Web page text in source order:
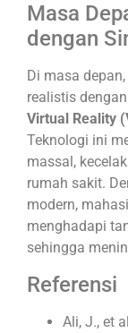
Masa
dengan
Di masa
realistis
Virtual Reality
Teknologi ini
massal,
rumah sakit.
modern,
menghadapi
sehingga
Referensi
Ali, J., et